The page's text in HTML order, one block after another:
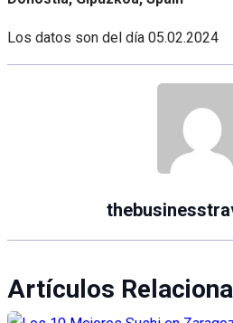
Los datos son del día 05.02.2024
Artículos